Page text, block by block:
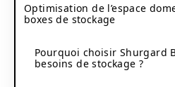
Optimisation de l’espace
boxes de stockage
Pourquoi choisir Shurgard
besoins de stockage ?